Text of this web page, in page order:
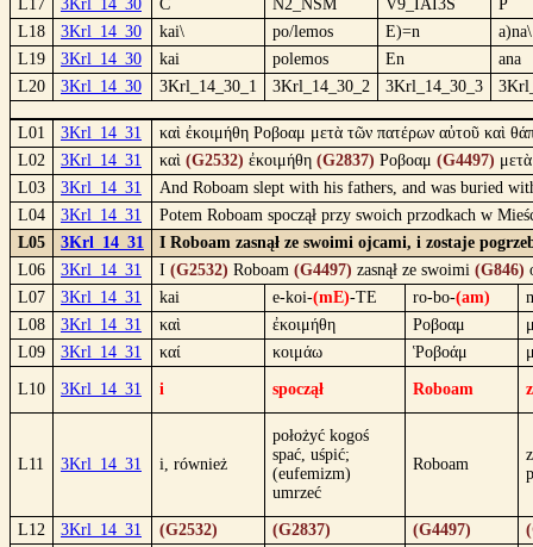
L17
3Krl_14_30 C N2_NSM V9_IAI3S
P
L18
3Krl_14_30 kai\ po/lemos E)=n
a)na\
L19
3Krl_14_30 kai polemos En
ana
L20
3Krl_14_30 3Krl_14_30_1 3Krl_14_30_2 3Krl_14_30_3
L01 3Krl_14_31
καὶ ἐκοιμήθη Ροβοαμ μετὰ τῶν πατέρων αὐτοῦ καὶ
L02
3Krl_14_31 καὶ (G2532) ἐκοιμήθη (G2837) Ροβοαμ (G4497)
L03
3Krl_14_31
And Roboam slept with his fathers, and was buried
L04
3Krl_14_31
Potem Roboam spoczął przy swoich przodkach w
L05
3Krl_14_31
I Roboam zasnął ze swoimi ojcami, i zostaje
L06
3Krl_14_31 I (G2532) Roboam (G4497) zasnął ze swoimi (G846)
L07
3Krl_14_31 kai e-koi-(mE)-TE ro-bo-(am)
L08
3Krl_14_31 καὶ ἐκοιμήθη Ροβοαμ
L09
3Krl_14_31 καί κοιμάω Ῥοβοάμ
L10 3Krl_14_31 i spoczął Roboam z
L11 3Krl_14_31 i, również
położyć kogoś
spać, uśpić;
(eufemizm)
umrzeć
Roboam
L12 3Krl_14_31 (G2532) (G2837) (G4497)